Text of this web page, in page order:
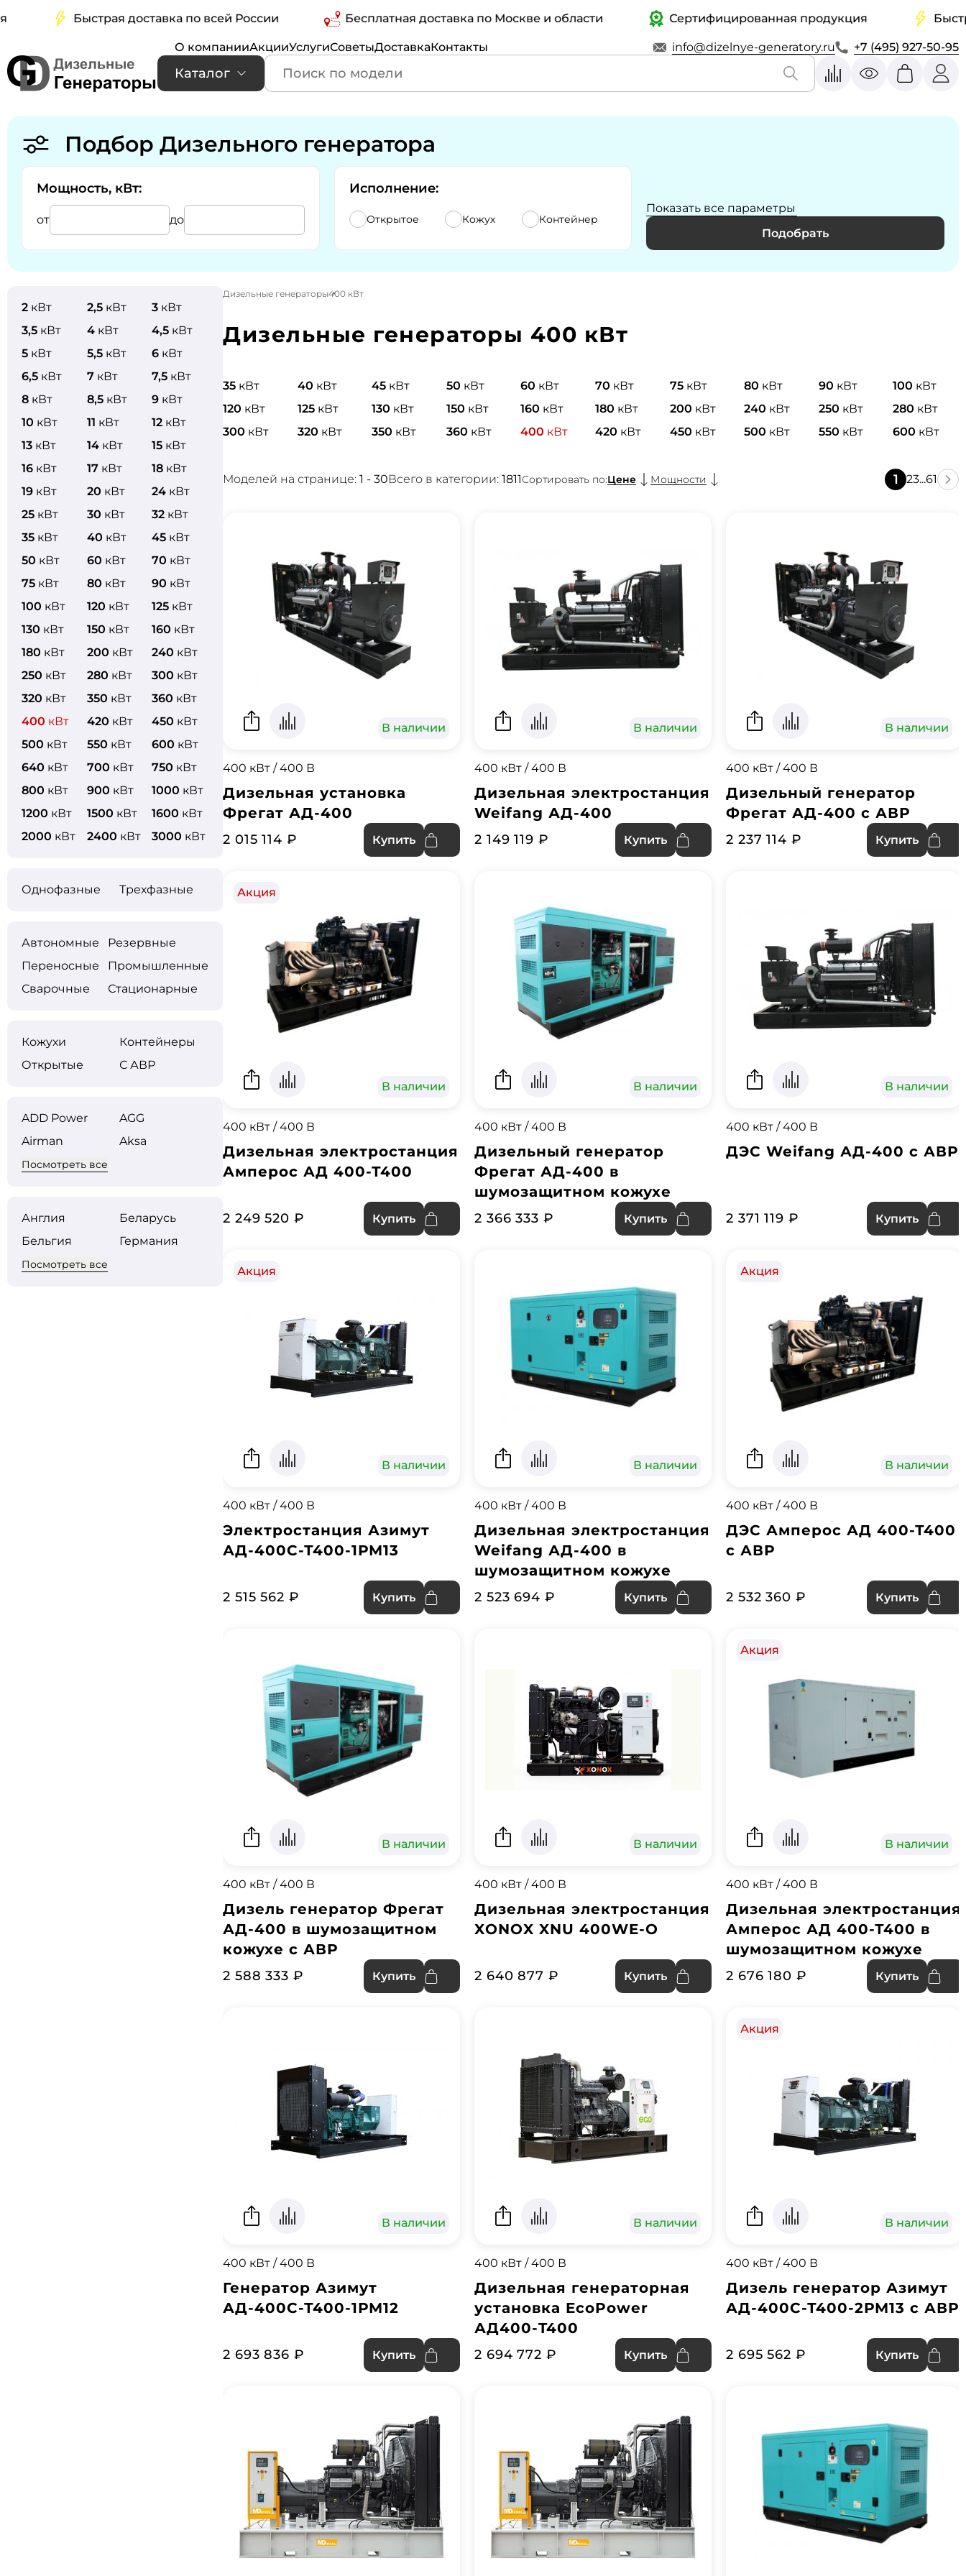
Быстрая доставка по всей России Бесплатная доставка по Москве и области Сертифицированная продукция Быстрая
О компанииАкцииУслугиСоветыДоставкаКонтакты info@dizelnye-generatory.ru +7 (495) 927-50-95
Каталог
Подбор Дизельного генератора
Мощность, кВт:
от до
Исполнение:
Открытое Кожух Контейнер
Показать все параметры
Подобрать
2 кВт 2,5 кВт 3 кВт
3,5 кВт 4 кВт 4,5 кВт
5 кВт 5,5 кВт 6 кВт
6,5 кВт 7 кВт 7,5 кВт
8 кВт 8,5 кВт 9 кВт
10 кВт 11 кВт 12 кВт
13 кВт 14 кВт 15 кВт
16 кВт 17 кВт 18 кВт
19 кВт 20 кВт 24 кВт
25 кВт 30 кВт 32 кВт
35 кВт 40 кВт 45 кВт
50 кВт 60 кВт 70 кВт
75 кВт 80 кВт 90 кВт
100 кВт 120 кВт 125 кВт
130 кВт 150 кВт 160 кВт
180 кВт 200 кВт 240 кВт
250 кВт 280 кВт 300 кВт
320 кВт 350 кВт 360 кВт
400 кВт 420 кВт 450 кВт
500 кВт 550 кВт 600 кВт
640 кВт 700 кВт 750 кВт
800 кВт 900 кВт 1000 кВт
1200 кВт 1500 кВт 1600 кВт
2000 кВт 2400 кВт 3000 кВт
Однофазные Трехфазные
Автономные
Резервные
Переносные
Промышленные
Сварочные
Стационарные
Кожухи
Контейнеры
Открытые
С АВР
ADD Power
AGG
Airman
Aksa
Посмотреть все
Англия
Беларусь
Бельгия
Германия
Посмотреть все
Дизельные генераторы400 кВт
Дизельные генераторы 400 кВт
35 кВт 40 кВт 45 кВт 50 кВт 60 кВт 70 кВт 75 кВт 80 кВт 90 кВт 100 кВт
120 кВт 125 кВт 130 кВт 150 кВт 160 кВт 180 кВт 200 кВт 240 кВт 250 кВт 280 кВт
300 кВт 320 кВт 350 кВт 360 кВт 400 кВт 420 кВт 450 кВт 500 кВт 550 кВт 600 кВт
Моделей на странице: 1 - 30Всего в категории: 1811Сортировать по:Цене Мощности 1 23...61
В наличии
400 кВт / 400 В
Дизельная установка
Фрегат АД-400
2 015 114 ₽ Купить
В наличии
400 кВт / 400 В
Дизельная электростанция
Weifang АД-400
2 149 119 ₽ Купить
В наличии
400 кВт / 400 В
Дизельный генератор
Фрегат АД-400 с АВР
2 237 114 ₽ Купить
Акция
В наличии
400 кВт / 400 В
Дизельная электростанция
Амперос АД 400-Т400
2 249 520 ₽ Купить
В наличии
400 кВт / 400 В
Дизельный генератор
Фрегат АД-400 в
шумозащитном кожухе
2 366 333 ₽ Купить
В наличии
400 кВт / 400 В
ДЭС Weifang АД-400 с АВР
2 371 119 ₽ Купить
Акция
В наличии
400 кВт / 400 В
Электростанция Азимут
АД-400С-Т400-1РМ13
2 515 562 ₽ Купить
В наличии
400 кВт / 400 В
Дизельная электростанция
Weifang АД-400 в
шумозащитном кожухе
2 523 694 ₽ Купить
Акция
В наличии
400 кВт / 400 В
ДЭС Амперос АД 400-Т400
с АВР
2 532 360 ₽ Купить
В наличии
400 кВт / 400 В
Дизель генератор Фрегат
АД-400 в шумозащитном
кожухе с АВР
2 588 333 ₽ Купить
В наличии
400 кВт / 400 В
Дизельная электростанция
XONOX XNU 400WE-O
2 640 877 ₽ Купить
Акция
В наличии
400 кВт / 400 В
Дизельная электростанция
Амперос АД 400-Т400 в
шумозащитном кожухе
2 676 180 ₽ Купить
В наличии
400 кВт / 400 В
Генератор Азимут
АД-400С-Т400-1РМ12
2 693 836 ₽ Купить
В наличии
400 кВт / 400 В
Дизельная генераторная
установка EcoPower
АД400-T400
2 694 772 ₽ Купить
Акция
В наличии
400 кВт / 400 В
Дизель генератор Азимут
АД-400С-Т400-2РМ13 с АВР
2 695 562 ₽ Купить